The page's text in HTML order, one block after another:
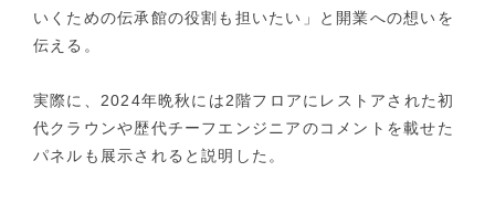
いくための伝承館の役割も担いたい」と開業への想いを
伝える。
実際に、2024年晩秋には2階フロアにレストアされた初
代クラウンや歴代チーフエンジニアのコメントを載せた
パネルも展示されると説明した。